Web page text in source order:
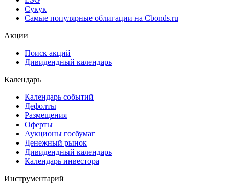
Сукук
Самые популярные облигации на Cbonds.ru
Акции
Поиск акций
Дивидендный календарь
Календарь
Календарь событий
Дефолты
Размещения
Оферты
Аукционы госбумаг
Денежный рынок
Дивидендный календарь
Календарь инвестора
Инструментарий